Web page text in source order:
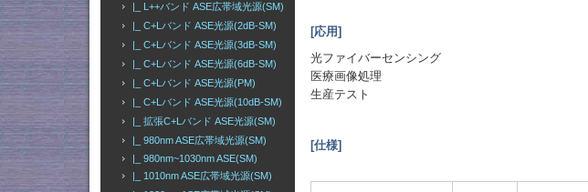
|_ L++バンド ASE広帯域光源(SM)
|_ C+Lバンド ASE光源(2dB-SM)
|_ C+Lバンド ASE光源(3dB-SM)
|_ C+Lバンド ASE光源(6dB-SM)
|_ C+Lバンド ASE光源(PM)
|_ C+Lバンド ASE光源(10dB-SM)
|_ 拡張C+Lバンド ASE光源(SM)
|_ 980nm ASE広帯域光源(SM)
|_ 980nm~1030nm ASE(SM)
|_ 1010nm ASE広帯域光源(SM)
[応用]
光ファイバーセンシング
医療画像処理
生産テスト
[仕様]